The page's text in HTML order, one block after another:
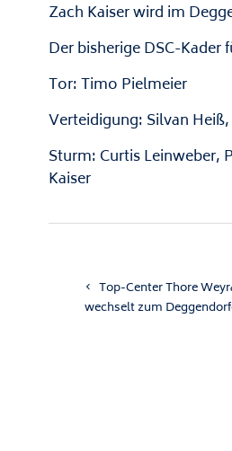
Zach Kaiser wird im
Der bisherige DSC-Kader
Tor: Timo Pielmeier
Verteidigung: Silvan
Sturm: Curtis Leinweber,
Kaiser
Top-Center Thore
wechselt zum